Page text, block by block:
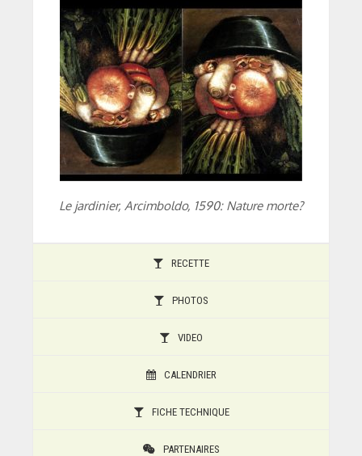
Le jardinier, Arcimboldo, 1590: Nature morte?
RECETTE
PHOTOS
VIDEO
CALENDRIER
FICHE TECHNIQUE
PARTENAIRES